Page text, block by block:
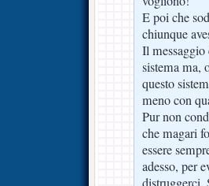
E poi che
chiunque
Il messaggio
sistema ma,
questo
meno con
Pur non
che magari
essere
adesso, per
distruggerci.